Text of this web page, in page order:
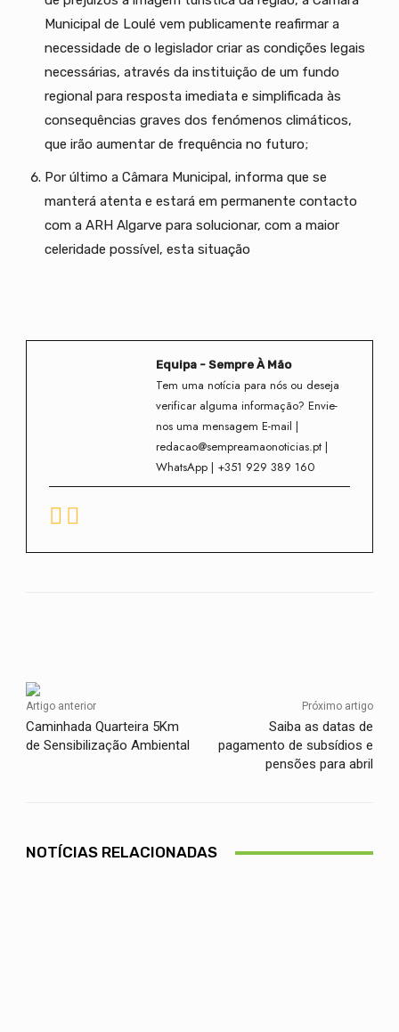
Municipal de Loulé vem publicamente reafirmar a
necessidade de o legislador criar as condições legais
necessárias, através da instituição de um fundo
regional para resposta imediata e simplificada às
consequências graves dos fenómenos climáticos,
que irão aumentar de frequência no futuro;
Por último a Câmara Municipal, informa que se
manterá atenta e estará em permanente contacto
com a ARH Algarve para solucionar, com a maior
celeridade possível, esta situação
Equipa - Sempre À Mão
Tem uma notícia para nós ou deseja
verificar alguma informação? Envie-
nos uma mensagem E-mail |
redacao@sempreamaonoticias.pt |
WhatsApp | +351 929 389 160
Artigo anterior
Caminhada Quarteira 5Km
de Sensibilização Ambiental
Próximo artigo
Saiba as datas de
pagamento de subsídios e
pensões para abril
NOTÍCIAS RELACIONADAS